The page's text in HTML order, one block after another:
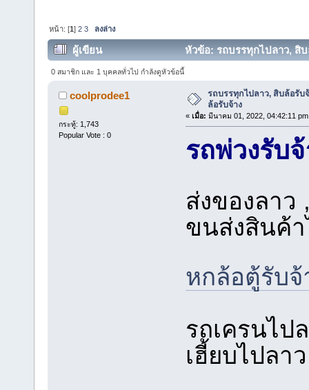
หน้า: [1]2 3 ลงล่าง
ผู้เขียน หัวข้อ: รถบรรทุกไปลาว, สิบ
0 สมาชิก และ 1 บุคคลทั่วไป กำลังดูหัวข้อนี้
coolprodee1
กระทู้: 1,743
Popular Vote : 0
รถบรรทุกไปลาว, สิบล้อรับ
ล้อรับจ้าง
« เมื่อ: มีนาคม 01, 2022, 04:42:11
รถพ่วงรับ
ส่งของลาว
ขนส่งสินค้า
หกล้อตู้รับ
รถเครนไป
เฮี้ยบไปลาว